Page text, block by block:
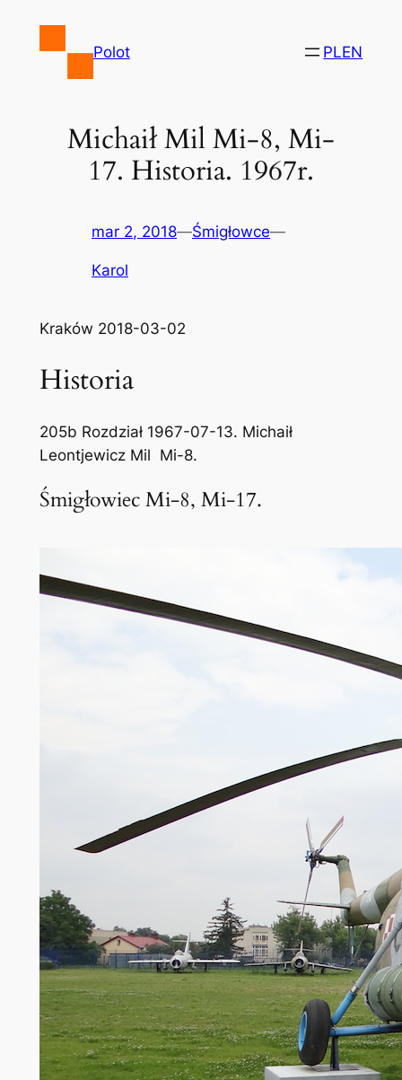
Polot PLEN
Michaił Mil Mi-8, Mi-
17. Historia. 1967r.
mar 2, 2018—Śmigłowce—
Karol
Kraków 2018-03-02
Historia
205b Rozdział 1967-07-13. Michaił
Leontjewicz Mil Mi-8.
Śmigłowiec Mi-8, Mi-17.